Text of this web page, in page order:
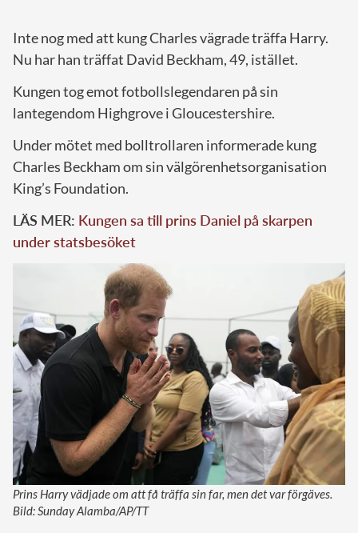
Inte nog med att kung Charles vägrade träffa Harry.
Nu har han träffat David Beckham, 49, istället.
Kungen tog emot fotbollslegendaren på sin
lantegendom Highgrove i Gloucestershire.
Under mötet med bolltrollaren informerade kung
Charles Beckham om sin välgörenhetsorganisation
King’s Foundation.
LÄS MER: Kungen sa till prins Daniel på skarpen
under statsbesöket
Prins Harry vädjade om att få träffa sin far, men det var förgäves.
Bild: Sunday Alamba/AP/TT